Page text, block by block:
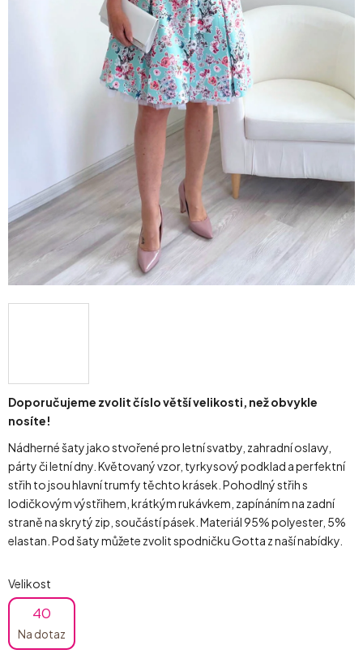
Doporučujeme zvolit číslo větší velikosti, než obvykle
nosíte!
Nádherné šaty jako stvořené pro letní svatby, zahradní oslavy,
párty či letní dny. Květovaný vzor, tyrkysový podklad a perfektní
střih to jsou hlavní trumfy těchto krásek. Pohodlný střih s
lodičkovým výstřihem, krátkým rukávkem, zapínáním na zadní
straně na skrytý zip, součástí pásek. Materiál 95% polyester, 5%
elastan. Pod šaty můžete zvolit spodničku Gotta z naší nabídky.
Velikost
40
Na dotaz